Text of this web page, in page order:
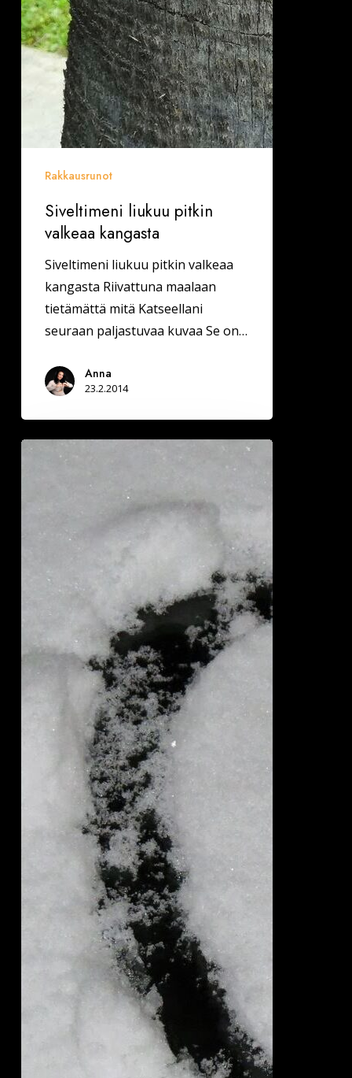
Rakkausrunot
Siveltimeni liukuu pitkin
valkeaa kangasta
Siveltimeni liukuu pitkin valkeaa
kangasta Riivattuna maalaan
tietämättä mitä Katseellani
seuraan paljastuvaa kuvaa Se on…
Anna
23.2.2014